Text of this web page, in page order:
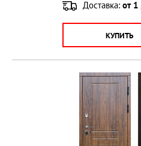
Доставка: от 1
КУПИТЬ